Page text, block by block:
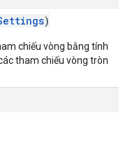
)
chiếu vòng bằng tính
tham chiếu vòng tròn